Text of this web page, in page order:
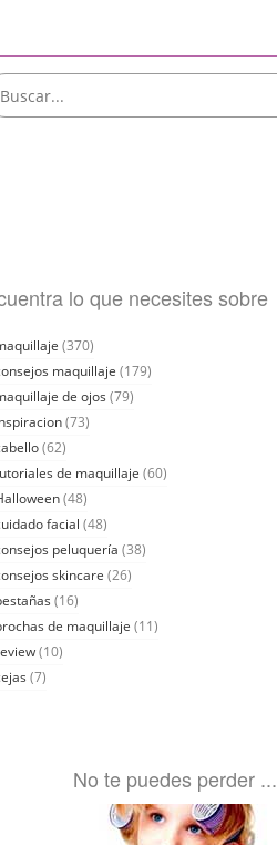
lo que necesites sobre
(370)
maquillaje (179)
de ojos (79)
(73)
(62)
de maquillaje (60)
(48)
facial (48)
peluquería (38)
skincare (26)
(16)
de maquillaje (11)
(10)
(7)
No te puedes perder ...